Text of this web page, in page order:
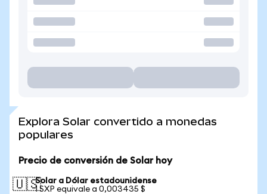
Explora Solar convertido a monedas
populares
Precio de conversión de Solar hoy
🇺🇸Solar a Dólar estadounidense
1 SXP equivale a 0,003435 $